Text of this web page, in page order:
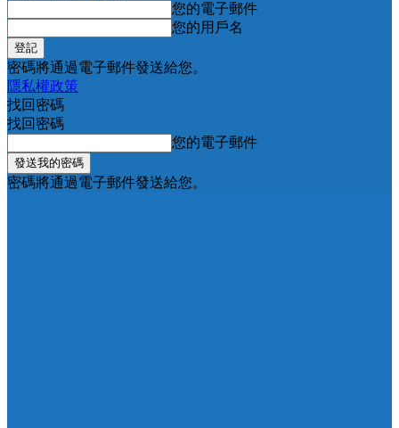
您的電子郵件
您的用戶名
密碼將通過電子郵件發送給您。
隱私權政策
找回密碼
找回密碼
您的電子郵件
密碼將通過電子郵件發送給您。